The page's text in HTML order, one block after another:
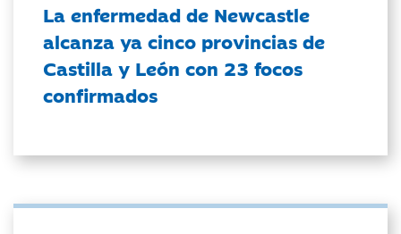
La enfermedad de Newcastle
alcanza ya cinco provincias de
Castilla y León con 23 focos
confirmados